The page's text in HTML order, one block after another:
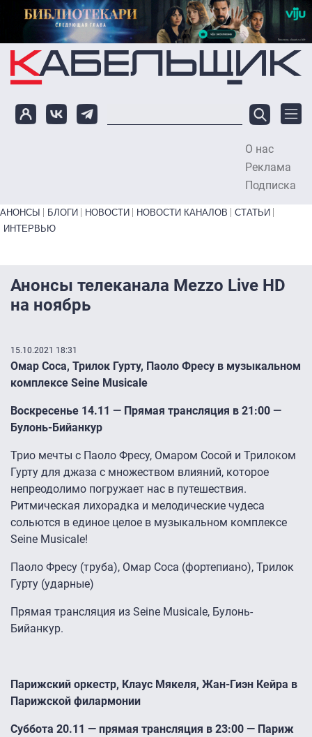
Перейти к основному содержанию
О нас
Реклама
Подписка
Primary links bottom
АНОНСЫ БЛОГИ НОВОСТИ НОВОСТИ КАНАЛОВ
СТАТЬИ
ИНТЕРВЬЮ
Анонсы телеканала Mezzo Live HD
на ноябрь
15.10.2021 18:31
Омар Соса, Трилок Гурту, Паоло Фресу в музыкальном
комплексе Seine Musicale
Воскресенье 14.11 — Прямая трансляция в 21:00 —
Булонь-Бийанкур
Трио мечты с Паоло Фресу, Омаром Сосой и Трилоком
Гурту для джаза с множеством влияний, которое
непреодолимо погружает нас в путешествия.
Ритмическая лихорадка и мелодические чудеса
сольются в единое целое в музыкальном комплексе
Seine Musicale!
Паоло Фресу (труба), Омар Соса (фортепиано), Трилок
Гурту (ударные)
Прямая трансляция из Seine Musicale, Булонь-
Бийанкур.
Парижский оркестр, Клаус Мякеля, Жан-Гиэн Кейра в
Парижской филармонии
Суббота 20.11 — прямая трансляция в 23:00 — Париж